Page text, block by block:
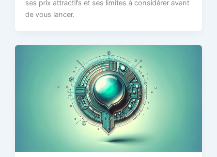
ses prix attractifs et ses limites à considérer avant
de vous lancer.